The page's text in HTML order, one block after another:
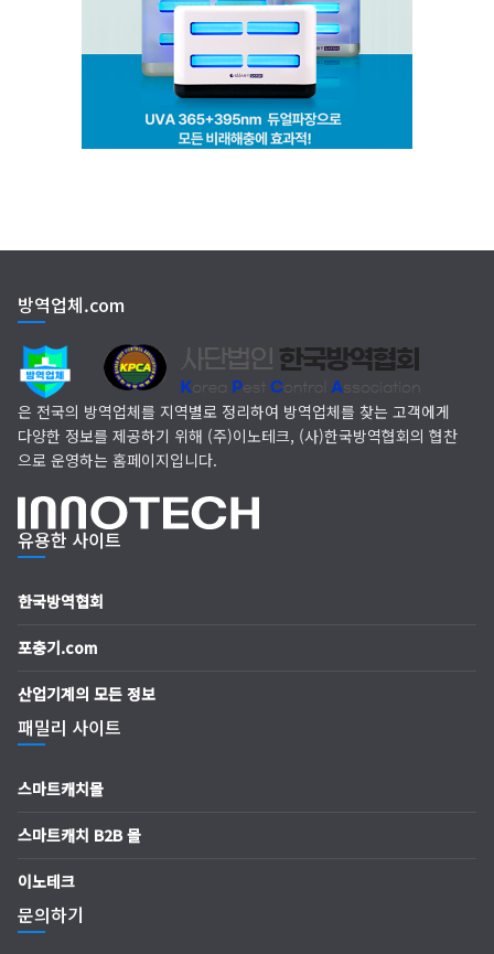
(주)씨아이엠
(주)다잘방역
방역업체.com
은 전국의 방역업체를 지역별로 정리하여 방역업체를 찾는 고객에게
다양한 정보를 제공하기 위해 (주)이노테크, (사)한국방역협회의 협찬
으로 운영하는 홈페이지입니다.
유용한 사이트
한국방역협회
포충기.com
산업기계의 모든 정보
패밀리 사이트
스마트캐치몰
스마트캐치 B2B 몰
이노테크
문의하기